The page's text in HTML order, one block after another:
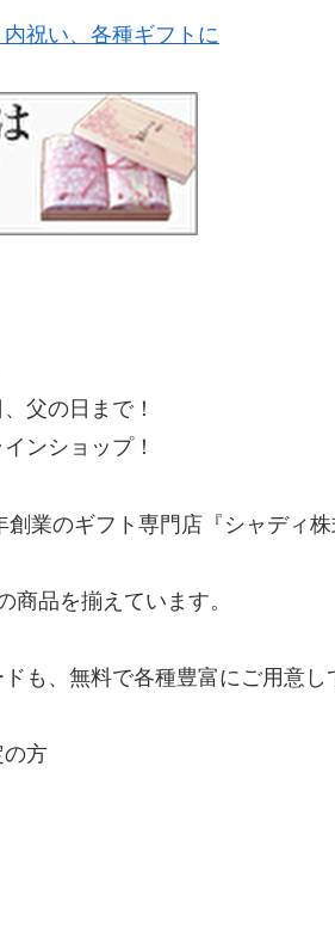
祝い、各種ギフトに
父の日まで！
ンショップ！
創業のギフト専門店『シャディ
商品を揃えています。
も、無料で各種豊富にご用意し
の方